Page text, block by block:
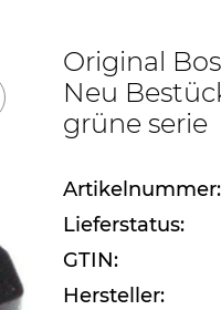
Original
Neu
grüne serie
Artikelnummer:
Lieferstatus:
GTIN:
Hersteller: